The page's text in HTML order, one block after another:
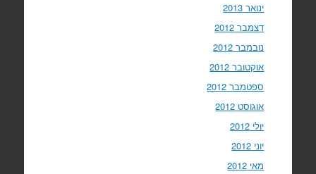
ינואר 2013
דצמבר 2012
נובמבר 2012
אוקטובר 2012
ספטמבר 2012
אוגוסט 2012
יולי 2012
יוני 2012
מאי 2012